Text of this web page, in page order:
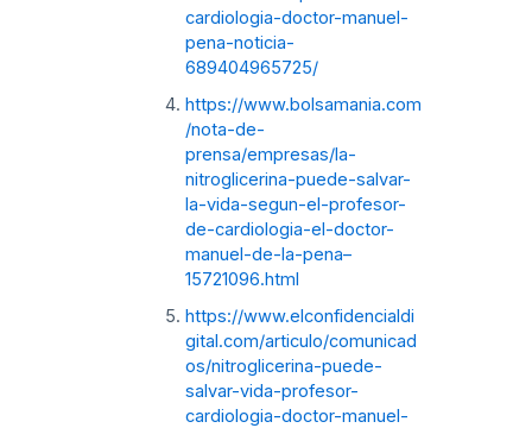
cardiologia-doctor-manuel-
pena-noticia-
689404965725/
https://www.bolsamania.com
/nota-de-
prensa/empresas/la-
nitroglicerina-puede-salvar-
la-vida-segun-el-profesor-
de-cardiologia-el-doctor-
manuel-de-la-pena–
15721096.html
https://www.elconfidencialdi
gital.com/articulo/comunicad
os/nitroglicerina-puede-
salvar-vida-profesor-
cardiologia-doctor-manuel-